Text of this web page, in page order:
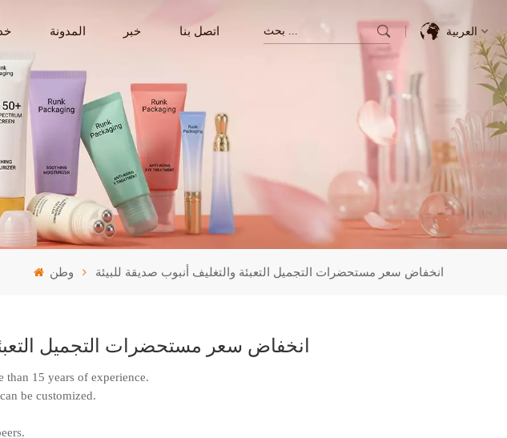
المدونة خبر اتصل بنا العربية
English
Français
Italiano
Pусский
وطن انخفاض سعر مستحضرات التجميل التعبئة والتغليف أنبوب صديقة للبيئة
انخفاض سعر مستحضرات التجميل
than 15 years of experience.
be customized.